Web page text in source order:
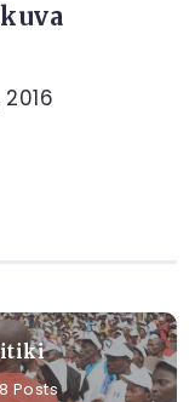
Posts